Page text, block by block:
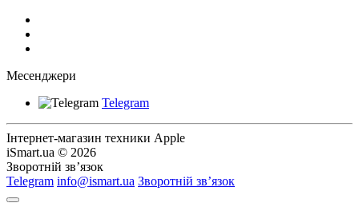
Месенджери
Telegram
Інтернет-магазин техники Apple
iSmart.ua © 2026
Зворотній зв’язок
Telegram info@ismart.ua Зворотній зв’язок